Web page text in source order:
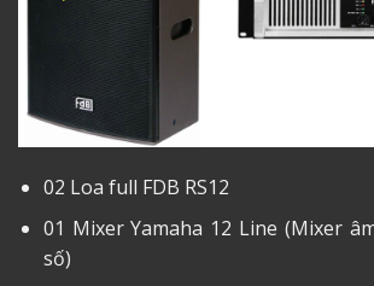
02 Loa full FDB RS12
01 Mixer Yamaha 12 Line (Mixer
số)